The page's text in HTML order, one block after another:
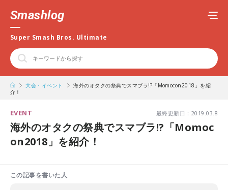
Smashlog
Super Smash Bros. Ultimate
大会・イベント
海外のオタクの祭典でスマブラ!?「Momocon2018」を紹
介！
EVENT 最終更新日：2019.03.8
海外のオタクの祭典でスマブラ!?「Momoc
on2018」を紹介！
この記事を書いた人